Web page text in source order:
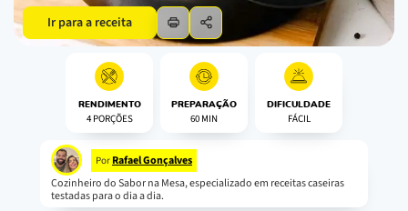
Ir para a receita
RENDIMENTO
4 PORÇÕES
PREPARAÇÃO
60 MIN
DIFICULDADE
FÁCIL
Por Rafael Gonçalves
Cozinheiro do Sabor na Mesa, especializado em receitas caseiras
testadas para o dia a dia.